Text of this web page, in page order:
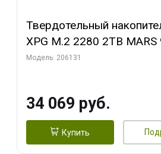
Твердотельный
XPG M.2 2280 2TB MARS
PCIe 5.0 x4
Модель: 206131
34 069 руб.
Купить